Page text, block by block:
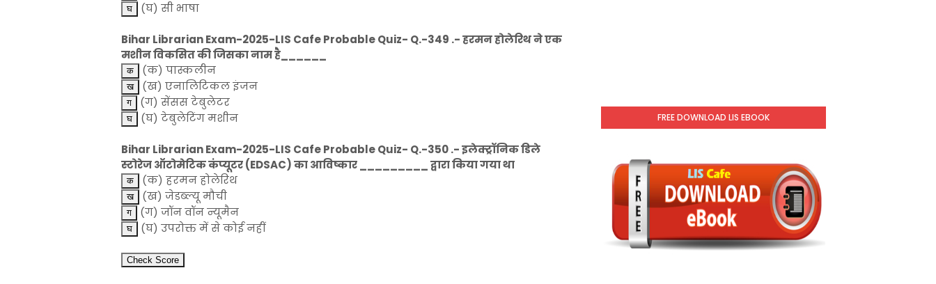
(घ) सी भाषा
Bihar Librarian Exam-2025-LIS Cafe Probable Quiz- Q.-349 .- हरमन होलेरिथ ने एक
मशीन विकसित की जिसका नाम है______
(क) पास्कलीन
(ख) एनालिटिकल इंजन
(ग) सेंसस टेबुलेटर
(घ) टेबुलेटिंग मशीन
Bihar Librarian Exam-2025-LIS Cafe Probable Quiz- Q.-350 .- इलेक्ट्रॉनिक डिले
स्टोरेज ऑटोमेटिक कंप्यूटर (EDSAC) का आविष्कार _________ द्वारा किया गया था
(क) हरमन होलेरिथ
(ख) जेडब्ल्यू मौची
(ग) जॉन वॉन न्यूमैन
(घ) उपरोक्त में से कोई नहीं
FREE DOWNLOAD LIS EBOOK